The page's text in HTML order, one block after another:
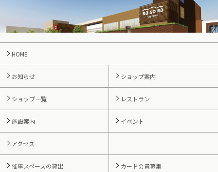
HOME
お知らせ ショップ案内
ショップ一覧 レストラン
施設案内 イベント
アクセス
催事スペースの貸出 カード会員募集